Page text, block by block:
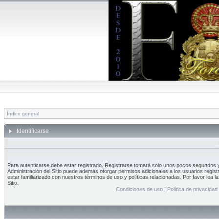
Índice general
Identificarse
Para autenticarse debe estar registrado. Registrarse tomará solo unos pocos segundos
Administración del Sitio puede además otorgar permisos adicionales a los usuarios
estar familiarizado con nuestros términos de uso y políticas relacionadas. Por favor lea
Sitio.
Condiciones de uso| Política de privacidad